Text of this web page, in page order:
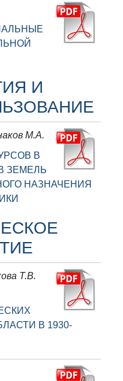
И
М.А.
В
ЗЕМЕЛЬ
НАЗНАЧЕНИЯ
Т.В.
В 1930-